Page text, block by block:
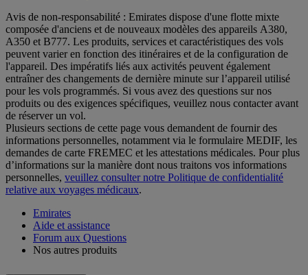
Avis de non-responsabilité : Emirates dispose d'une flotte mixte
composée d'anciens et de nouveaux modèles des appareils A380,
A350 et B777. Les produits, services et caractéristiques des vols
peuvent varier en fonction des itinéraires et de la configuration de
l'appareil. Des impératifs liés aux activités peuvent également
entraîner des changements de dernière minute sur l’appareil utilisé
pour les vols programmés. Si vous avez des questions sur nos
produits ou des exigences spécifiques, veuillez nous contacter avant
de réserver un vol.
Plusieurs sections de cette page vous demandent de fournir des
informations personnelles, notamment via le formulaire MEDIF, les
demandes de carte FREMEC et les attestations médicales. Pour plus
d’informations sur la manière dont nous traitons vos informations
personnelles, veuillez consulter notre Politique de confidentialité
relative aux voyages médicaux.
Emirates
Aide et assistance
Forum aux Questions
Nos autres produits